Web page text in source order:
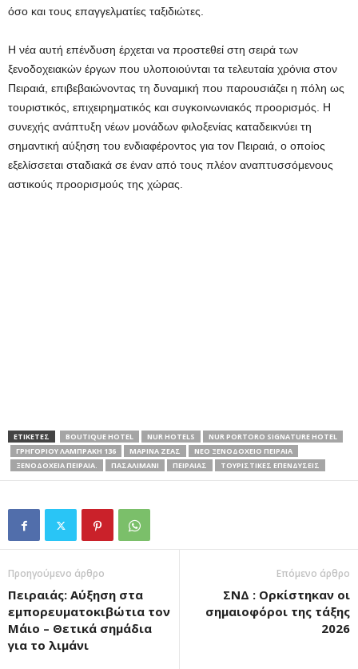
όσο και τους επαγγελματίες ταξιδιώτες.
Η νέα αυτή επένδυση έρχεται να προστεθεί στη σειρά των
ξενοδοχειακών έργων που υλοποιούνται τα τελευταία χρόνια στον
Πειραιά, επιβεβαιώνοντας τη δυναμική που παρουσιάζει η πόλη ως
τουριστικός, επιχειρηματικός και συγκοινωνιακός προορισμός. Η
συνεχής ανάπτυξη νέων μονάδων φιλοξενίας καταδεικνύει τη
σημαντική αύξηση του ενδιαφέροντος για τον Πειραιά, ο οποίος
εξελίσσεται σταδιακά σε έναν από τους πλέον αναπτυσσόμενους
αστικούς προορισμούς της χώρας.
ΕΤΙΚΕΤΕΣ BOUTIQUE HOTEL NUR HOTELS
NUR PORTORO SIGNATURE HOTEL
ΓΡΗΓΟΡΊΟΥ ΛΑΜΠΡΆΚΗ 136
ΜΑΡΙΝΑ ΖΕΑΣ
ΝΕΟ ΞΕΝΟΔΟΧΕΙΟ ΠΕΙΡΑΙΑ
ΞΕΝΟΔΟΧΕΊΑ ΠΕΙΡΑΙΆ.
ΠΑΣΑΛΙΜΑΝΙ ΠΕΙΡΑΙΑΣ ΤΟΥΡΙΣΤΙΚΈΣ ΕΠΕΝΔΎΣΕΙΣ
Προηγούμενο άρθρο
Πειραιάς: Αύξηση στα
εμπορευματοκιβώτια τον
Μάιο – Θετικά σημάδια
για το λιμάνι
Επόμενο άρθρο
ΣΝΔ : Ορκίστηκαν οι
σημαιοφόροι της τάξης
2026